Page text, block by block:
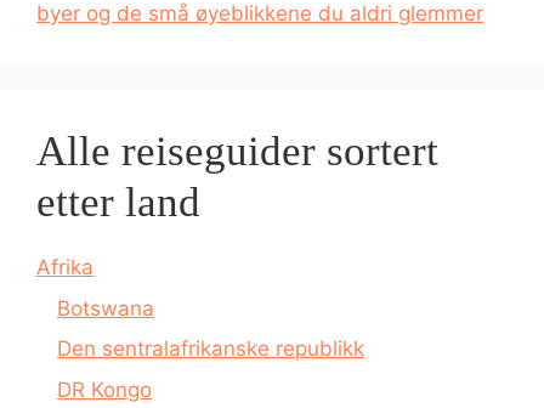
byer og de små øyeblikkene du aldri glemmer
Alle reiseguider sortert
etter land
Afrika
Botswana
Den sentralafrikanske republikk
DR Kongo